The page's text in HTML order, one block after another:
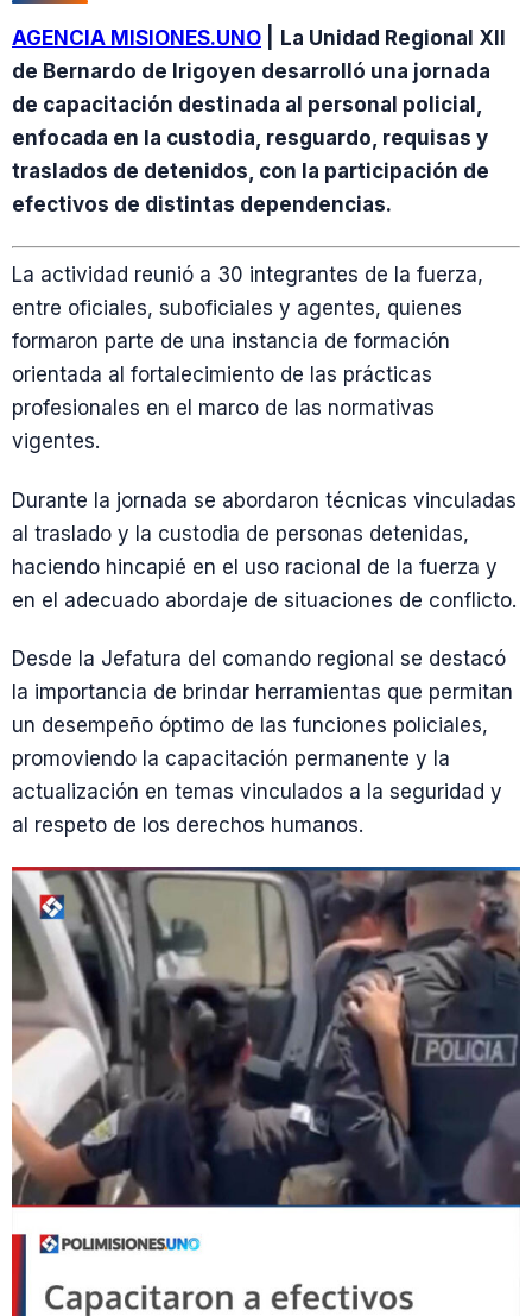
AGENCIA MISIONES.UNO
La Unidad Regional XII
de Bernardo de Irigoyen desarrolló una jornada
de capacitación destinada al personal policial,
enfocada en la custodia, resguardo, requisas y
traslados de detenidos, con la participación de
efectivos de distintas dependencias.
La actividad reunió a 30 integrantes de la fuerza,
entre oficiales, suboficiales y agentes, quienes
formaron parte de una instancia de formación
orientada al fortalecimiento de las prácticas
profesionales en el marco de las normativas
vigentes.
Durante la jornada se abordaron técnicas vinculadas
al traslado y la custodia de personas detenidas,
haciendo hincapié en el uso racional de la fuerza y
en el adecuado abordaje de situaciones de conflicto.
Desde la Jefatura del comando regional se destacó
la importancia de brindar herramientas que permitan
un desempeño óptimo de las funciones policiales,
promoviendo la capacitación permanente y la
actualización en temas vinculados a la seguridad y
al respeto de los derechos humanos.